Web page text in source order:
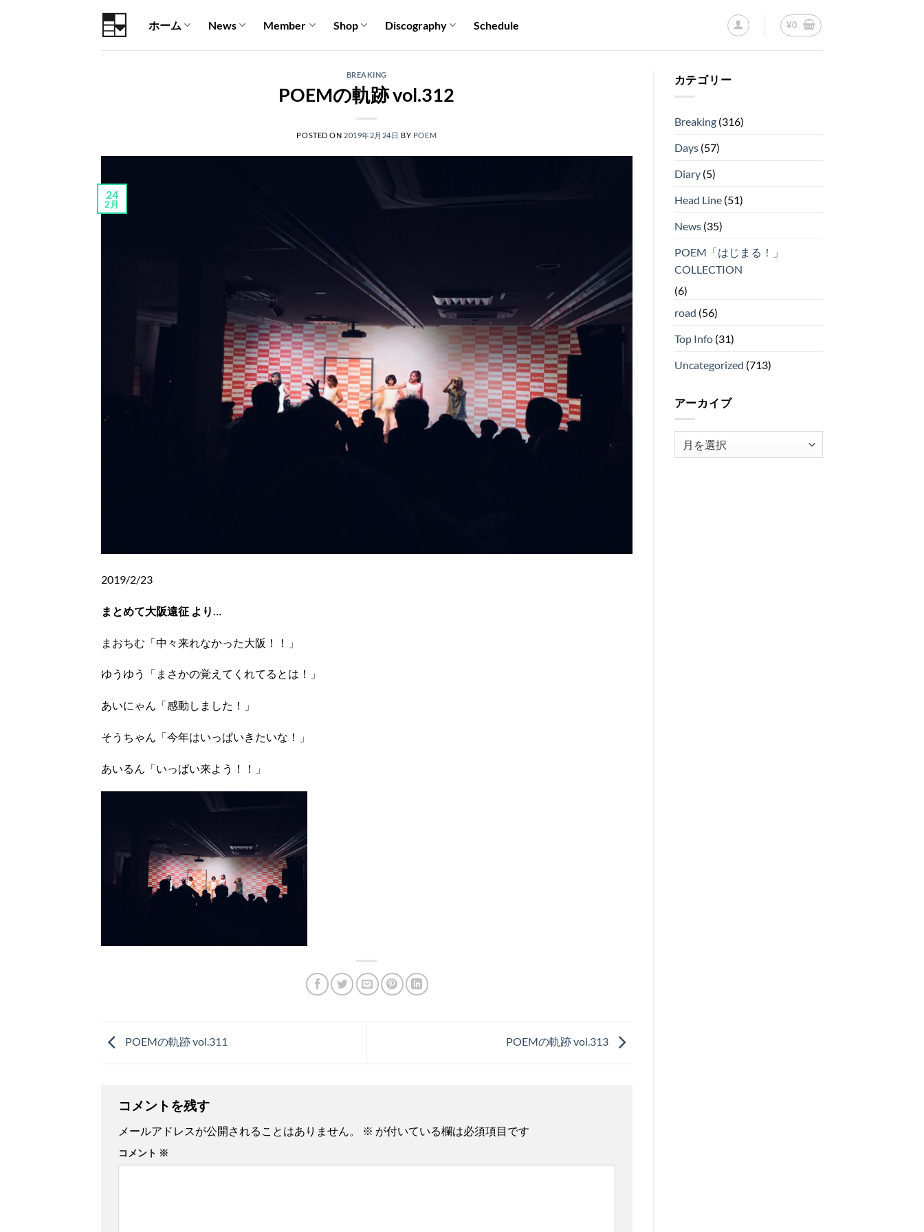
ホーム News Member Shop Discography Schedule ¥0
BREAKING
POEMの軌跡 vol.312
POSTED ON 2019年2月24日 BY POEM
24
2月
2019/2/23
まとめて大阪遠征 より…
まおちむ「中々来れなかった大阪！！」
ゆうゆう「まさかの覚えてくれてるとは！」
あいにゃん「感動しました！」
そうちゃん「今年はいっぱいきたいな！」
あいるん「いっぱい来よう！！」
POEMの軌跡 vol.311 POEMの軌跡 vol.313
コメントを残す
メールアドレスが公開されることはありません。 ※ が付いている欄は必須項目です
コメント ※
カテゴリー
Breaking(316)
Days(57)
Diary(5)
Head Line(51)
News(35)
POEM「はじまる！」
COLLECTION
(6)
road (56)
Top Info(31)
Uncategorized (713)
アーカイブ